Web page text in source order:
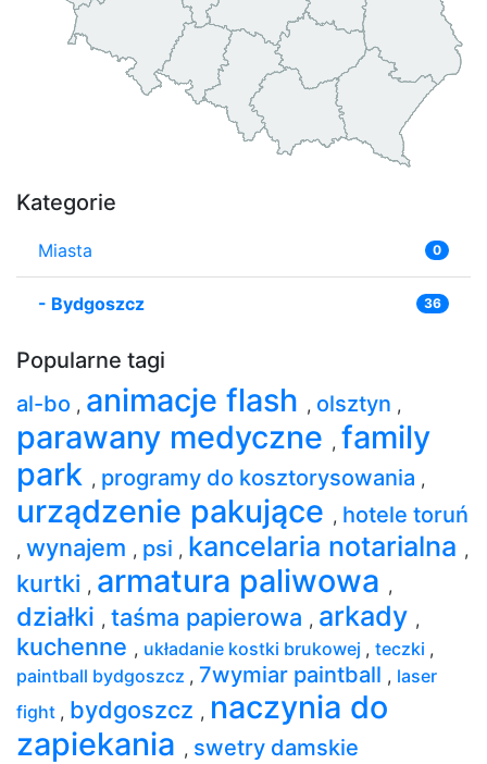
Kategorie
Miasta 0
- Bydgoszcz 36
Popularne tagi
al-bo , animacje flash , olsztyn ,
parawany medyczne , family
park , programy do kosztorysowania ,
urządzenie pakujące , hotele toruń
, wynajem , psi , kancelaria notarialna ,
kurtki , armatura paliwowa ,
działki , taśma papierowa , arkady ,
kuchenne , układanie kostki brukowej , teczki ,
paintball bydgoszcz , 7wymiar paintball , laser
fight , bydgoszcz , naczynia do
zapiekania , swetry damskie